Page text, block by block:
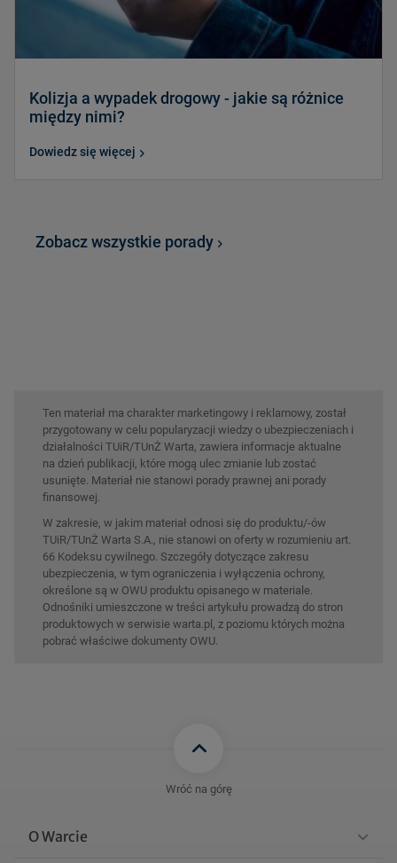
Kolizja a wypadek drogowy - jakie są różnice
między nimi?
Dowiedz się więcej
Zobacz wszystkie porady
Ten materiał ma charakter marketingowy i reklamowy, został
przygotowany w celu popularyzacji wiedzy o ubezpieczeniach i
działalności TUiR/TUnŻ Warta, zawiera informacje aktualne
na dzień publikacji, które mogą ulec zmianie lub zostać
usunięte. Materiał nie stanowi porady prawnej ani porady
finansowej.
W zakresie, w jakim materiał odnosi się do produktu/-ów
TUiR/TUnŻ Warta S.A., nie stanowi on oferty w rozumieniu art.
66 Kodeksu cywilnego. Szczegóły dotyczące zakresu
ubezpieczenia, w tym ograniczenia i wyłączenia ochrony,
określone są w OWU produktu opisanego w materiale.
Odnośniki umieszczone w treści artykułu prowadzą do stron
produktowych w serwisie warta.pl, z poziomu których można
pobrać właściwe dokumenty OWU.
Wróć na górę
O Warcie